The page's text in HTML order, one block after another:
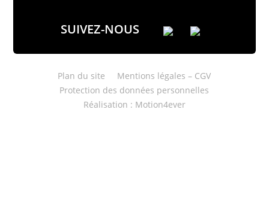
SUIVEZ-NOUS
Plan du site
Mentions légales – CGV
Protection des données personnelles
Réalisation : Motion4ever